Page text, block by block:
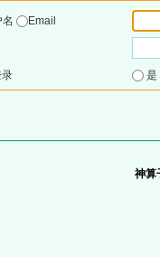
名
Email
录
神算